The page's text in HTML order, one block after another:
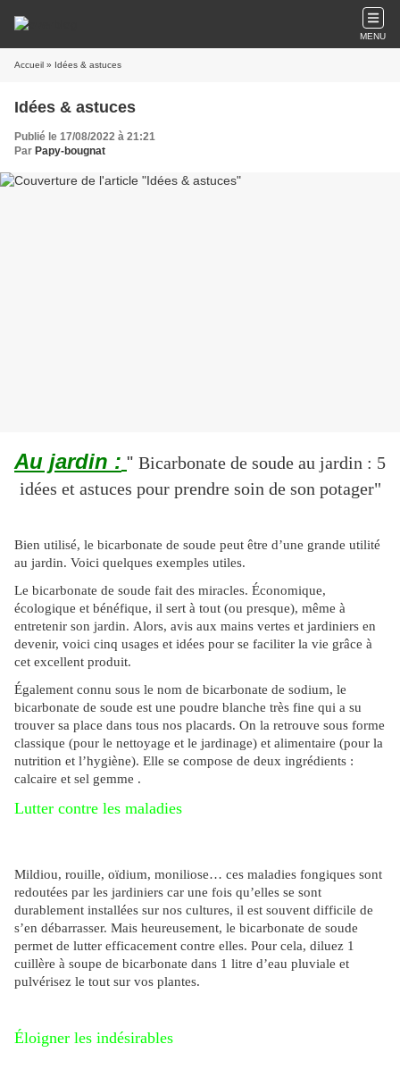
MENU
Accueil » Idées & astuces
Idées & astuces
Publié le 17/08/2022 à 21:21
Par Papy-bougnat
Au jardin : " Bicarbonate de soude au jardin : 5
idées et astuces pour prendre soin de son potager"
Bien utilisé, le bicarbonate de soude peut être d’une grande utilité
au jardin. Voici quelques exemples utiles.
Le bicarbonate de soude fait des miracles. Économique,
écologique et bénéfique, il sert à tout (ou presque), même à
entretenir son jardin. Alors, avis aux mains vertes et jardiniers en
devenir, voici cinq usages et idées pour se faciliter la vie grâce à
cet excellent produit.
Également connu sous le nom de bicarbonate de sodium, le
bicarbonate de soude est une poudre blanche très fine qui a su
trouver sa place dans tous nos placards. On la retrouve sous forme
classique (pour le nettoyage et le jardinage) et alimentaire (pour la
nutrition et l’hygiène). Elle se compose de deux ingrédients :
calcaire et sel gemme .
Lutter contre les maladies
Mildiou, rouille, oïdium, moniliose… ces maladies fongiques sont
redoutées par les jardiniers car une fois qu’elles se sont
durablement installées sur nos cultures, il est souvent difficile de
s’en débarrasser. Mais heureusement, le bicarbonate de soude
permet de lutter efficacement contre elles. Pour cela, diluez 1
cuillère à soupe de bicarbonate dans 1 litre d’eau pluviale et
pulvérisez le tout sur vos plantes.
Éloigner les indésirables